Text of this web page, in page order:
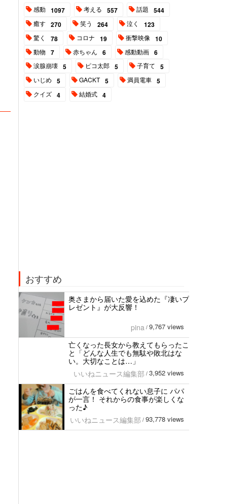
感動 1097 考える 557 話題 544
癒す 270 笑う 264 泣く 123
驚く 78 コロナ 19 衝撃映像 10
動物 7 赤ちゃん 6 感動動画 6
涙腺崩壊 5 ピコ太郎 5 子育て 5
いじめ 5 GACKT 5 満員電車 5
クイズ 4 結婚式 4
おすすめ
奥さまから届いた愛を込めた『凄いプ
レゼント』が大反響！
pina / 9,767 views
亡くなった長女から教えてもらったこ
と「どんな人生でも無駄や敗北はな
い。大切なことは…」
いいねニュース編集部 / 3,952 views
ごはんを食べてくれない息子に パパ
が一言！ それからの食事が楽しくな
った♪
いいねニュース編集部 / 93,778 views